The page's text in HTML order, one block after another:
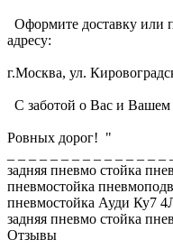
Оформите доставку или
адресу:
г.Москва, ул.
С заботой о Вас и Вашем
Ровных дорог! "
задняя пневмо стойка
пневмостойка
пневмостойка Ауди Ку7
задняя пневмо стойка
Отзывы